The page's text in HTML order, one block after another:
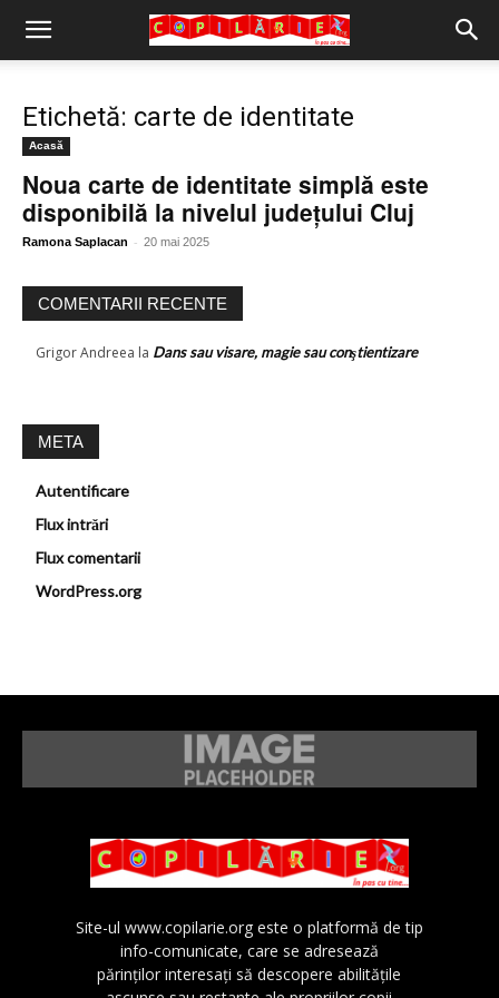
Copilărie.org
Etichetă: carte de identitate
Acasă
Noua carte de identitate simplă este
disponibilă la nivelul județului Cluj
Ramona Saplacan - 20 mai 2025
COMENTARII RECENTE
Grigor Andreea la Dans sau visare, magie sau conştientizare
META
Autentificare
Flux intrări
Flux comentarii
WordPress.org
Site-ul www.copilarie.org este o platformă de tip
info-comunicate, care se adresează
părinţilor interesaţi să descopere abilităţile